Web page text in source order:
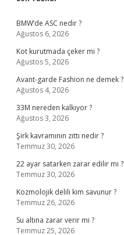
Sidebar
BMW’de ASC nedir ?
Ağustos 6, 2026
Kot kurutmada çeker mi ?
Ağustos 5, 2026
Avant-garde Fashion ne demek ?
Ağustos 4, 2026
33M nereden kalkıyor ?
Ağustos 3, 2026
Şirk kavramının zıttı nedir ?
Temmuz 30, 2026
22 ayar satarken zarar edilir mi ?
Temmuz 30, 2026
Kozmolojik delili kim savunur ?
Temmuz 26, 2026
Su altına zarar verir mi ?
Temmuz 25, 2026